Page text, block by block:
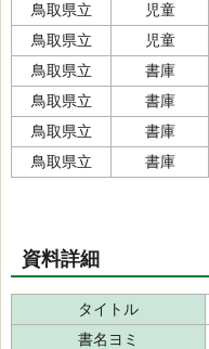
鳥取県立
児童
鳥取県立
児童
鳥取県立
書庫
鳥取県立
書庫
鳥取県立
書庫
鳥取県立
書庫
資料詳細
タイトル
書名ヨミ